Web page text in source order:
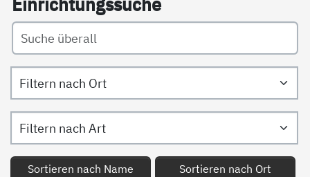
Filtern nach Ort
Filtern nach Art
Sortieren nach Name Sortieren nach Ort